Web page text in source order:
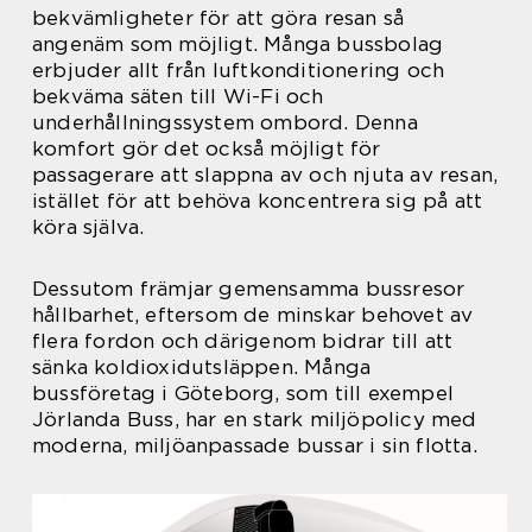
bekvämligheter för att göra resan så
angenäm som möjligt. Många bussbolag
erbjuder allt från luftkonditionering och
bekväma säten till Wi-Fi och
underhållningssystem ombord. Denna
komfort gör det också möjligt för
passagerare att slappna av och njuta av resan,
istället för att behöva koncentrera sig på att
köra själva.
Dessutom främjar gemensamma bussresor
hållbarhet, eftersom de minskar behovet av
flera fordon och därigenom bidrar till att
sänka koldioxidutsläppen. Många
bussföretag i Göteborg, som till exempel
Jörlanda Buss, har en stark miljöpolicy med
moderna, miljöanpassade bussar i sin flotta.